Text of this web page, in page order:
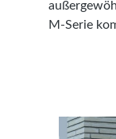
M-Serie
speichern